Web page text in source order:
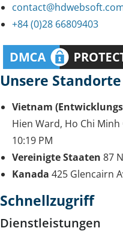
+84 (0)28 66809403
Unsere Standorte
Vietnam
Hien Ward, Ho Chi Minh
10:19 PM
Vereinigte Staaten 87
Kanada 425 Glencairn
Schnellzugriff
Dienstleistungen